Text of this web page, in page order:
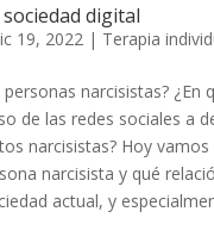
digital
19, 2022| Terapia
narcisistas? ¿En
de las redes sociales a
narcisistas? Hoy vamos
narcisista y qué
actual, y